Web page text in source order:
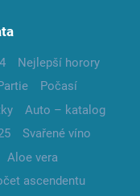
Nejlepší horory
Počasí
Auto – katalog
Svařené víno
Aloe vera
ascendentu